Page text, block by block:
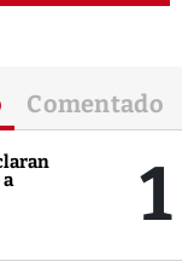
Comentado
1